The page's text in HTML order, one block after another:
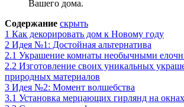
Вашего дома.
Содержание скрыть
1 Как декорировать дом к Новому году
2 Идея №1: Достойная альтернатива
2.1 Украшение комнаты необычными
2.2 Изготовление своих уникальных
природных материалов
3 Идея №2: Момент волшебства
3.1 Установка мерцающих гирлянд на